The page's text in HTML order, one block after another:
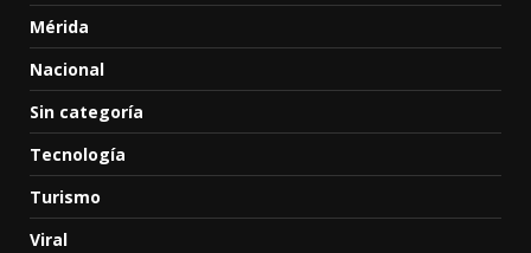
Mérida
Nacional
Sin categoría
Tecnología
Turismo
Viral